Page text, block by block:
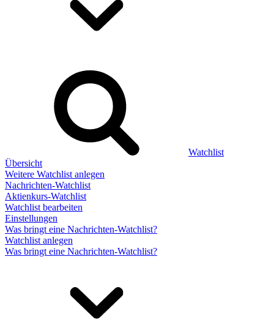
Watchlist
Übersicht
Weitere Watchlist anlegen
Nachrichten-Watchlist
Aktienkurs-Watchlist
Watchlist bearbeiten
Einstellungen
Was bringt eine Nachrichten-Watchlist?
Watchlist anlegen
Was bringt eine Nachrichten-Watchlist?